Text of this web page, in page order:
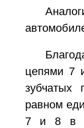
цепями 7
равном
7 и 8 в